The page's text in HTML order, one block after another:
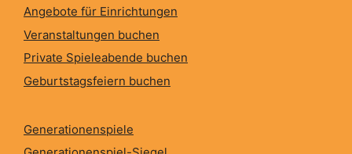
Angebote für Einrichtungen
Veranstaltungen buchen
Private Spieleabende buchen
Geburtstagsfeiern buchen
Generationenspiele